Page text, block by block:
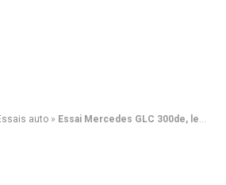
auto » Essai Mercedes GLC 300de, le diesel hybride rechargeable, grosse prise de risque?